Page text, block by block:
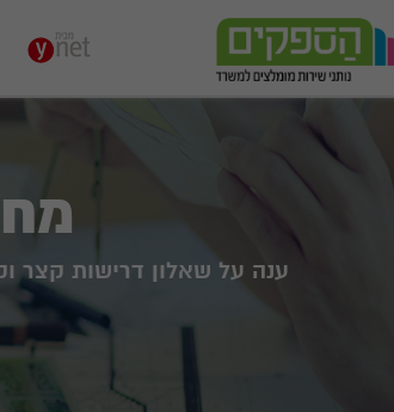
ענה על שאלון דרישות קצר